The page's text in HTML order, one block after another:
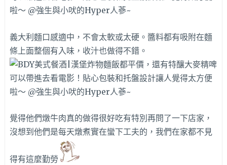
義大利麵口感適中，不會太軟或太硬。醬料都有吸附在麵
條上面整個有入味，收汁也做得不錯。
覺得他們燉牛肉真的做得很好吃有特別再問了一下店家，
沒想到他們是每天燉煮實在蠻下工夫的，我們在家都不見
得有這麼勤勞